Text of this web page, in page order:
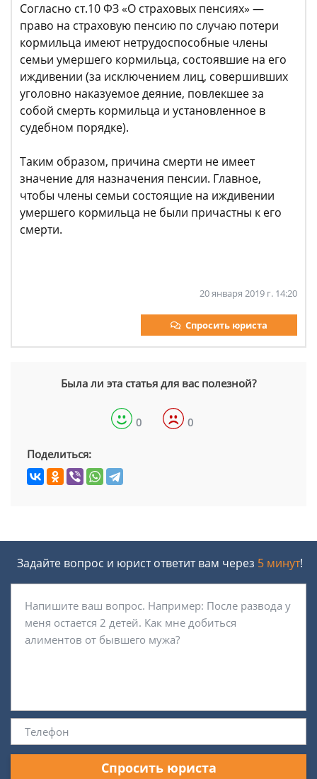
Согласно ст.10 ФЗ «О страховых пенсиях» —
право на страховую пенсию по случаю потери
кормильца имеют нетрудоспособные члены
семьи умершего кормильца, состоявшие на его
иждивении (за исключением лиц, совершивших
уголовно наказуемое деяние, повлекшее за
собой смерть кормильца и установленное в
судебном порядке).
Таким образом, причина смерти не имеет
значение для назначения пенсии. Главное,
чтобы члены семьи состоящие на иждивении
умершего кормильца не были причастны к его
смерти.
20 января 2019 г. 14:20
Спросить юриста
Была ли эта статья для вас полезной?
0 0
Поделиться:
Задайте вопрос и юрист ответит вам через 5 минут!
Спросить юриста